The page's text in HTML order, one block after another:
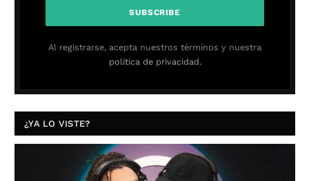
Al registrarse, acepta nuestros términos y nuestra
política de privacidad.
¿YA LO VISTE?